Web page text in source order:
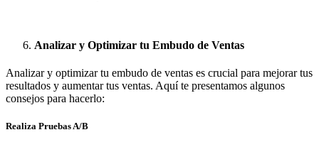
Analizar y Optimizar tu Embudo de Ventas
Analizar y optimizar tu embudo de ventas es crucial para mejorar tus
resultados y aumentar tus ventas. Aquí te presentamos algunos
consejos para hacerlo:
Realiza Pruebas A/B